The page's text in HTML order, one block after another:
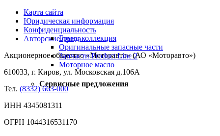
Бренд-коллекция
Оригинальные запасные части
Запчасти Product Line 2
Моторное масло
Сервисные предложения
Карта сайта
Юридическая информация
Конфиденциальность
Авторские права
Акционерное общество «Моторавто» (АО «Моторавто»)
610033, г. Киров, ул. Московская д.106А
Тел. (8332) 663-000
ИНН 4345081311
ОГРН 1044316531170